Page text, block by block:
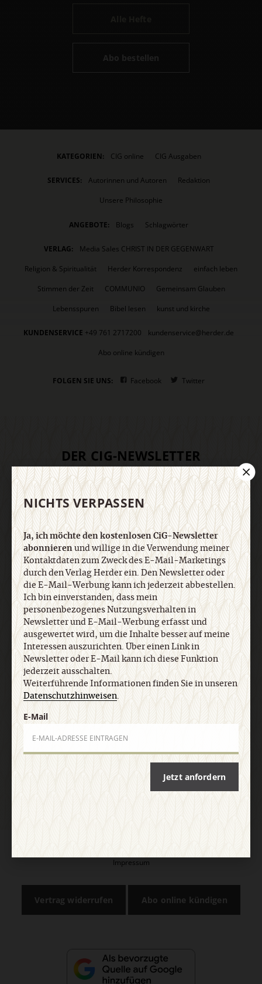
Abo bestellen
KATEGORIEN: CIG online CIG Ausgaben
SERVICES: Autorinnen und Autoren
Redaktion
Unsere Philosophie
ANGEBOTE: Blogs Schlagwörter
VERLAG:
Media Sales CHRIST IN DER GEGENWART
Religion & Spiritualität
Herder Korrespondenz
einfach leben
Stimmen der Zeit
COMMUNIO
Gemeinsam Glauben
Lebensspuren
Bibel lesen kunst und kirche
KUNDENSERVICE +49 761 2717200
kundenservice@herder.de
Abo online kündigen
FOLGEN SIE UNS: Facebook Twitter
DER CIG-NEWSLETTER
Ja, ich möchte den kostenlosen CiG-Newsletter
abonnierenund willige in die Verwendung meiner
Kontaktdaten zum Zweck des E-Mail-Marketings
durch den Verlag Herder ein. Den Newsletter oder
die E-Mail-Werbung kann ich jederzeit abbestellen.
Ich bin einverstanden, dass mein
personenbezogenes Nutzungsverhalten in
Newsletter und E-Mail-Werbung erfasst und
ausgewertet wird, um die Inhalte besser auf meine
Interessen auszurichten. Über einen Link in
Newsletter oder E-Mail kann ich diese Funktion
jederzeit ausschalten. Weiterführende
Informationen finden Sie in unseren
Datenschutzhinweisen .
E-Mail
Impressum
Vertrag widerrufen Abo online kündigen
NICHTS VERPASSEN
Ja, ich möchte den kostenlosen CiG-Newsletter
abonnierenund willige in die Verwendung meiner
Kontaktdaten zum Zweck des E-Mail-Marketings
durch den Verlag Herder ein. Den Newsletter oder
die E-Mail-Werbung kann ich jederzeit abbestellen.
Ich bin einverstanden, dass mein
personenbezogenes Nutzungsverhalten in
Newsletter und E-Mail-Werbung erfasst und
ausgewertet wird, um die Inhalte besser auf meine
Interessen auszurichten. Über einen Link in
Newsletter oder E-Mail kann ich diese Funktion
jederzeit ausschalten.
Weiterführende Informationen finden Sie in unseren
Datenschutzhinweisen.
E-Mail
Jetzt anfordern